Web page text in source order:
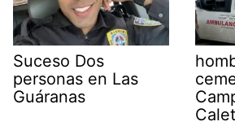
Suceso Dos
personas en Las
Guáranas